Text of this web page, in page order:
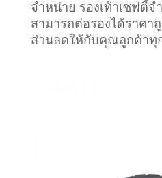
จำหน่าย รองเท้าเซฟตี้จ
สามารถต่อรองได้ราคา
ส่วนลดให้กับคุณลูกค้าทุ